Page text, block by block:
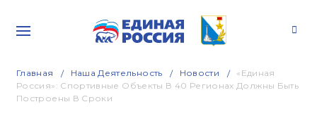
Главная Наша Деятельность Новости
«Единая
Россия»: Спортивные Объекты В 40 Регионах Должны Быть
Построены В Сроки